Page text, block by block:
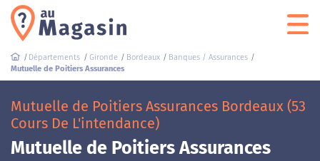
Départements Gironde Bordeaux
Banques / Assurances
Mutuelle de Poitiers Assurances
Mutuelle de Poitiers Assurances Bordeaux (53
Cours De L'intendance)
Mutuelle de Poitiers Assurances